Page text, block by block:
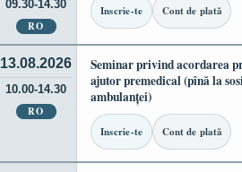
09.30-14.30
RO
Inscrie-te Cont de plată
13.08.2026
10.00-14.30
RO
Seminar privind acordarea
ajutor premedical (pînă la
ambulanței)
Inscrie-te Cont de plată